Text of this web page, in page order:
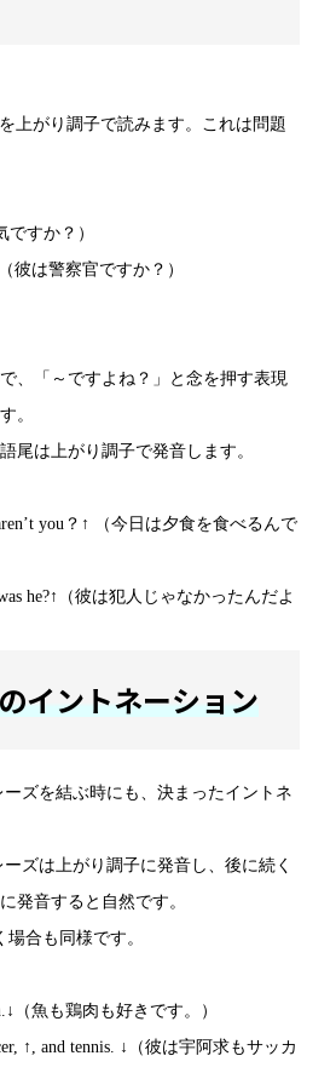
上がり調子で読みます。これは問題
ですか？）
彼は警察官ですか？）
、「～ですよね？」と念を押す表現
。
尾は上がり調子で発音します。
you？↑ （今日は夕食を食べるんで
he?↑（彼は犯人じゃなかったんだよ
イントネーション
ーズを結ぶ時にも、決まったイントネ
ズは上がり調子に発音し、後に続く
発音すると自然です。
合も同様です。
（魚も鶏肉も好きです。）
↑, and tennis. ↓（彼は宇阿求もサッカ